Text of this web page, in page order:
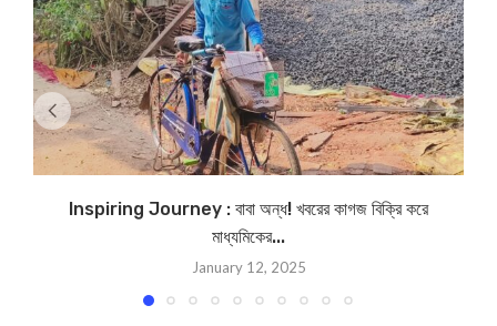
Inspiring Journey : বাবা অন্ধ! খবরের কাগজ বিক্রি করে
মাধ্যমিকের...
January 12, 2025